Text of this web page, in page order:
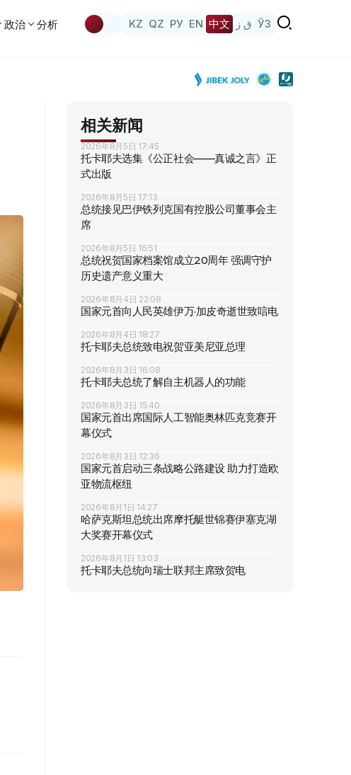
政治 分析 KZ QZ РУ EN 中文 ق ز ЎЗ
相关新闻
2026年8月5日 17:45
托卡耶夫选集《公正社会——真诚之言》正
式出版
2026年8月5日 17:13
总统接见巴伊铁列克国有控股公司董事会主
席
2026年8月5日 16:51
总统祝贺国家档案馆成立20周年 强调守护
历史遗产意义重大
2026年8月4日 22:08
国家元首向人民英雄伊万·加皮奇逝世致唁电
2026年8月4日 18:27
托卡耶夫总统致电祝贺亚美尼亚总理
2026年8月3日 16:08
托卡耶夫总统了解自主机器人的功能
2026年8月3日 15:40
国家元首出席国际人工智能奥林匹克竞赛开
幕仪式
2026年8月3日 12:36
国家元首启动三条战略公路建设 助力打造欧
亚物流枢纽
2026年8月1日 14:27
哈萨克斯坦总统出席摩托艇世锦赛伊塞克湖
大奖赛开幕仪式
2026年8月1日 13:03
托卡耶夫总统向瑞士联邦主席致贺电